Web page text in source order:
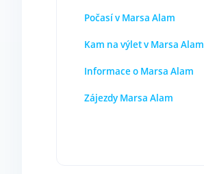
Počasí v Marsa Alam
Kam na výlet v Marsa Alam
Informace o Marsa Alam
Zájezdy Marsa Alam